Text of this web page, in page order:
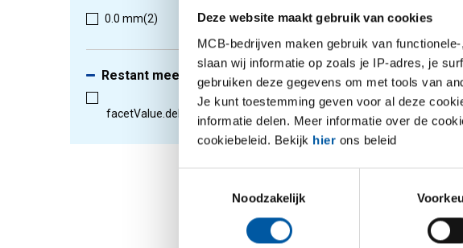
Deze website maakt gebruik van cookies
MCB-bedrijven maken gebruik van
slaan wij informatie op zoals je IP-adres, je
gebruiken deze gegevens om met tools van
Je kunt toestemming geven voor al deze
informatie delen. Meer informatie over de
cookiebeleid. Bekijk hier ons beleid
Noodzakelijk
0.0 mm(2)
Restant meeleveren
facetValue.deliveryfulllength.false (2)
RVS 316L T-stuk